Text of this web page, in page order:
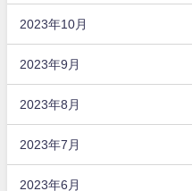
2023年10月
2023年9月
2023年8月
2023年7月
2023年6月